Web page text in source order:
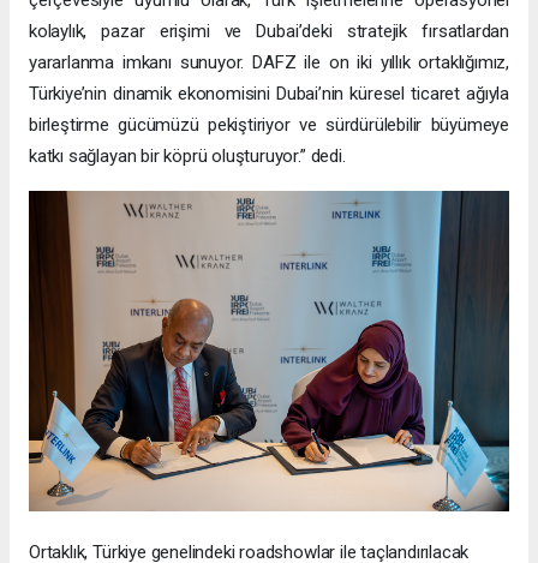
kolaylık, pazar erişimi ve Dubai’deki stratejik fırsatlardan
yararlanma imkanı sunuyor. DAFZ ile on iki yıllık ortaklığımız,
Türkiye’nin dinamik ekonomisini Dubai’nin küresel ticaret ağıyla
birleştirme gücümüzü pekiştiriyor ve sürdürülebilir büyümeye
katkı sağlayan bir köprü oluşturuyor.” dedi.
Ortaklık, Türkiye genelindeki roadshowlar ile taçlandırılacak